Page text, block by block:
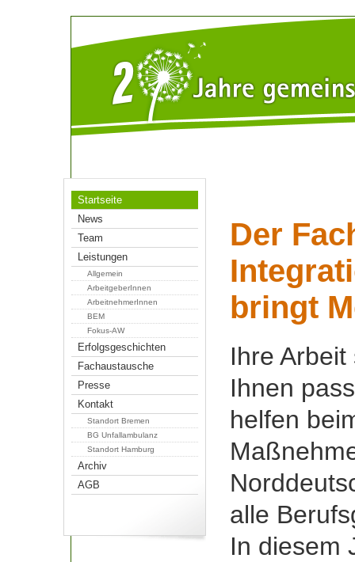
Startseite
News
Team
Leistungen
Allgemein
ArbeitgeberInnen
ArbeitnehmerInnen
BEM
Fokus-AW
Erfolgsgeschichten
Fachaustausche
Presse
Kontakt
Standort Bremen
BG Unfallambulanz
Standort Hamburg
Archiv
AGB
Der
bringt
Ihre Arbeit
Ihnen
helfen
alle
In diesem